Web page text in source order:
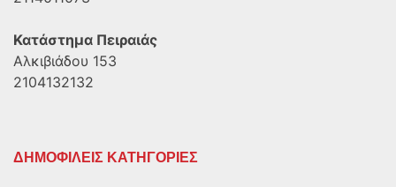
Κατάστημα Πειραιάς
Αλκιβιάδου 153
2104132132
ΔΗΜΟΦΙΛΕΙΣ ΚΑΤΗΓΟΡΙΕΣ